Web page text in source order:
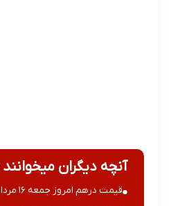
آنچه دیگران
قیمت درهم امروز جمعه ۱۶ مرداد ۱۴۰۵/ درهم امارات امروز چند؟